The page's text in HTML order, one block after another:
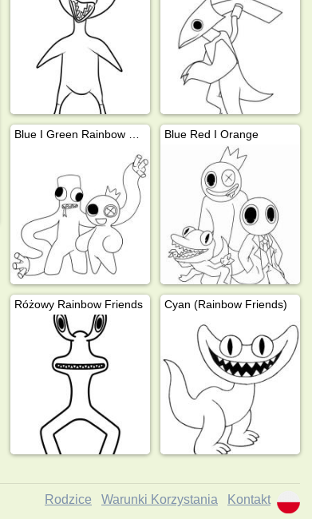
Blue Red I Orange
Różowy Rainbow Friends Cyan (Rainbow Friends)
Rodzice Warunki Korzystania Kontakt